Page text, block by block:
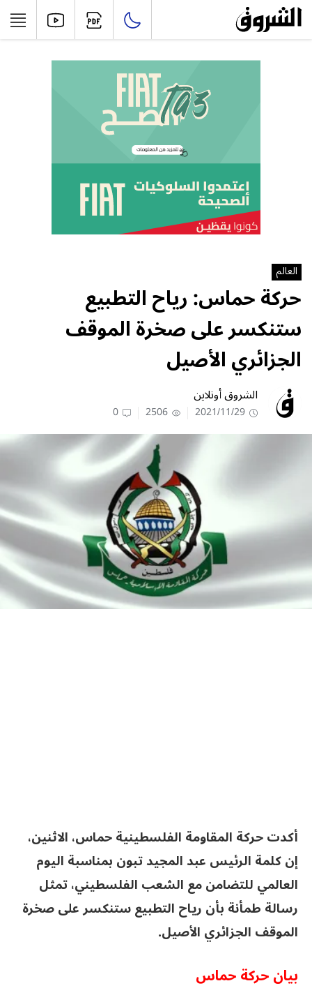
العالم
حركة حماس: رياح التطبيع
ستنكسر على صخرة الموقف
الجزائري الأصيل
الشروق أونلاين
2021/11/29
2506
0
أكدت حركة المقاومة الفلسطينية حماس، الاثنين،
إن كلمة الرئيس عبد المجيد تبون بمناسبة اليوم
العالمي للتضامن مع الشعب الفلسطيني، تمثل
رسالة طمأنة بأن رياح التطبيع ستنكسر على صخرة
الموقف الجزائري الأصيل.
بيان حركة حماس